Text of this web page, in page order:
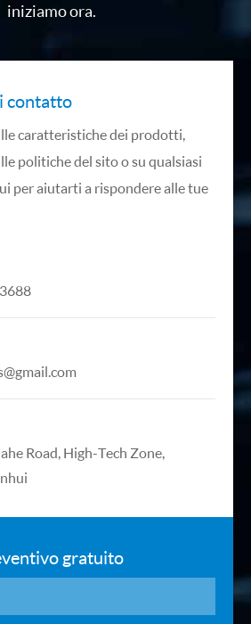
iniziamo ora.
contatto
caratteristiche dei prodotti,
politiche del sito o su qualsiasi
per aiutarti a rispondere alle tue
Road, High-Tech Zone,
gratuito